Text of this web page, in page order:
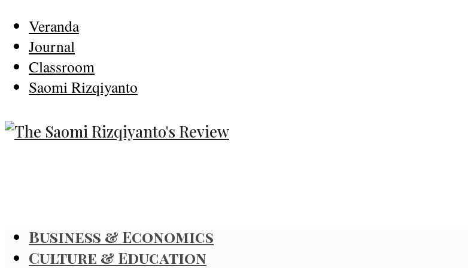
Veranda
Journal
Classroom
Saomi Rizqiyanto
Business & Economics
Culture & Education